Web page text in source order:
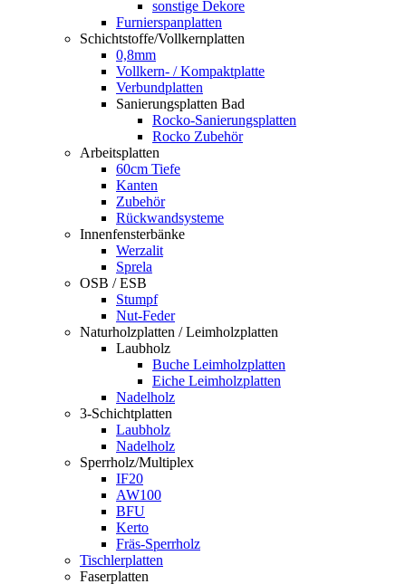
sonstige Dekore
Furnierspanplatten
Schichtstoffe/Vollkernplatten
0,8mm
Vollkern- / Kompaktplatte
Verbundplatten
Sanierungsplatten Bad
Rocko-Sanierungsplatten
Rocko Zubehör
Arbeitsplatten
60cm Tiefe
Kanten
Zubehör
Rückwandsysteme
Innenfensterbänke
Werzalit
Sprela
OSB / ESB
Stumpf
Nut-Feder
Naturholzplatten / Leimholzplatten
Laubholz
Buche Leimholzplatten
Eiche Leimholzplatten
Nadelholz
3-Schichtplatten
Laubholz
Nadelholz
Sperrholz/Multiplex
IF20
AW100
BFU
Kerto
Fräs-Sperrholz
Tischlerplatten
Faserplatten